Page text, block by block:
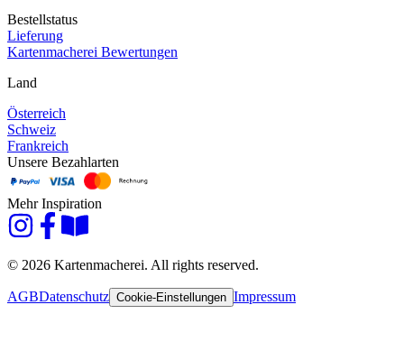
Bestellstatus
Lieferung
Kartenmacherei Bewertungen
Land
Österreich
Schweiz
Frankreich
Unsere Bezahlarten
Mehr Inspiration
© 2026 Kartenmacherei. All rights reserved.
AGBDatenschutz Cookie-Einstellungen Impressum